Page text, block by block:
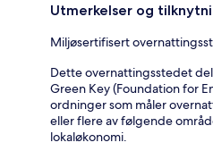
Utmerkelser og
Miljøsertifisert
Dette overnattingsstedet
Green Key (Foundation for
ordninger som måler
eller flere av følgende
lokaløkonomi.